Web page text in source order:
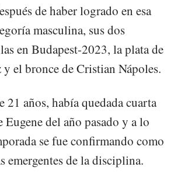
de haber logrado en esa
masculina, sus dos
en Budapest-2023, la plata de
el bronce de Cristian Nápoles.
21 años, había quedada cuarta
del año pasado y a lo
se fue confirmando como
emergentes de la disciplina.